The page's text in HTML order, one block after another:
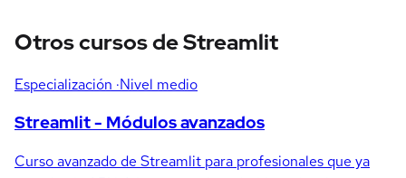
Otros cursos de Streamlit
Especialización ·Nivel medio
Streamlit - Módulos avanzados
Curso avanzado de Streamlit para profesionales que ya